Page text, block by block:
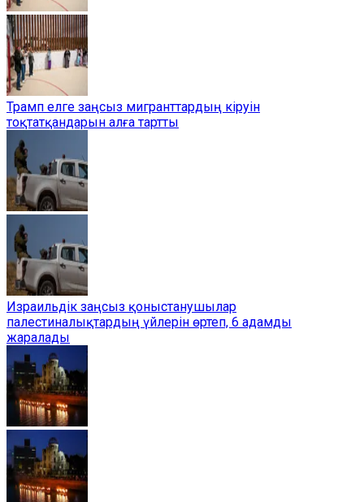
Трамп елге заңсыз мигранттардың кіруін
тоқтатқандарын алға тартты
Израильдік заңсыз қоныстанушылар
палестиналықтардың үйлерін өртеп, 6 адамды
жаралады